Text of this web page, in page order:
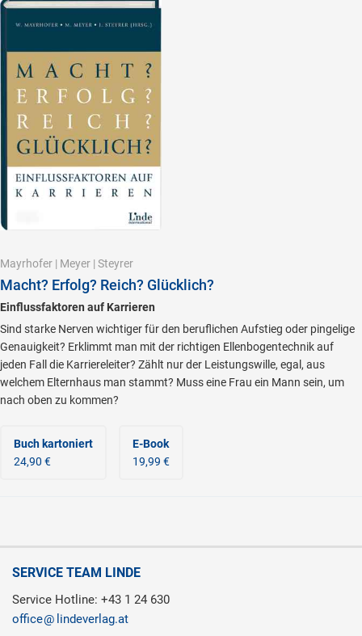
Mayrhofer | Meyer | Steyrer
Macht? Erfolg? Reich? Glücklich?
Einflussfaktoren auf Karrieren
Sind starke Nerven wichtiger für den beruflichen Aufstieg oder pingelige
Genauigkeit? Erklimmt man mit der richtigen Ellenbogentechnik auf
jeden Fall die Karriereleiter? Zählt nur der Leistungswille, egal, aus
welchem Elternhaus man stammt? Muss eine Frau ein Mann sein, um
nach oben zu kommen?
Buch kartoniert
24,90 €
E-Book
19,99 €
SERVICE TEAM LINDE
Service Hotline: +43 1 24 630
office
lindeverlag.at